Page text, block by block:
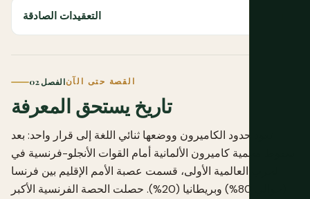
التعقيدات الصادقة
الفصل 02القصة حتى الآن
تاريخ يستحق المعرفة
تعود حدود الكاميرون ووضعها ثنائي اللغة إلى قرار واحد: بعد
سقوط محمية كاميرون الألمانية أمام القوات الأنجلو-فرنسية في
الحرب العالمية الأولى، قسمت عصبة الأمم الإقليم بين فرنسا
(حوالي 80%) وبريطانيا (20%). حصلت الحصة الفرنسية الأكبر